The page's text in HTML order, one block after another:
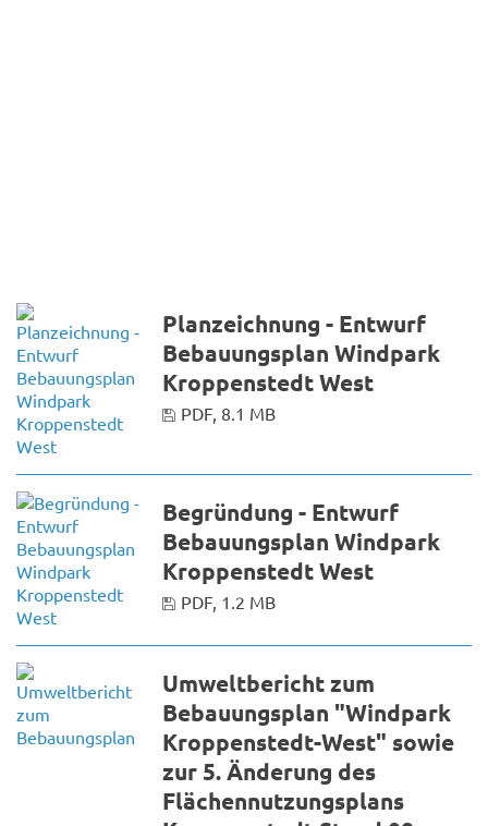
Planzeichnung - Entwurf
Bebauungsplan Windpark
Kroppenstedt West
PDF, 8.1 MB
Begründung - Entwurf
Bebauungsplan Windpark
Kroppenstedt West
PDF, 1.2 MB
Umweltbericht zum
Bebauungsplan "Windpark
Kroppenstedt-West" sowie
zur 5. Änderung des
Flächennutzungsplans